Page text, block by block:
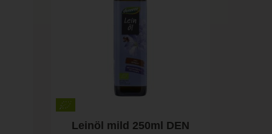
Leinöl mild 250ml DEN
2,99